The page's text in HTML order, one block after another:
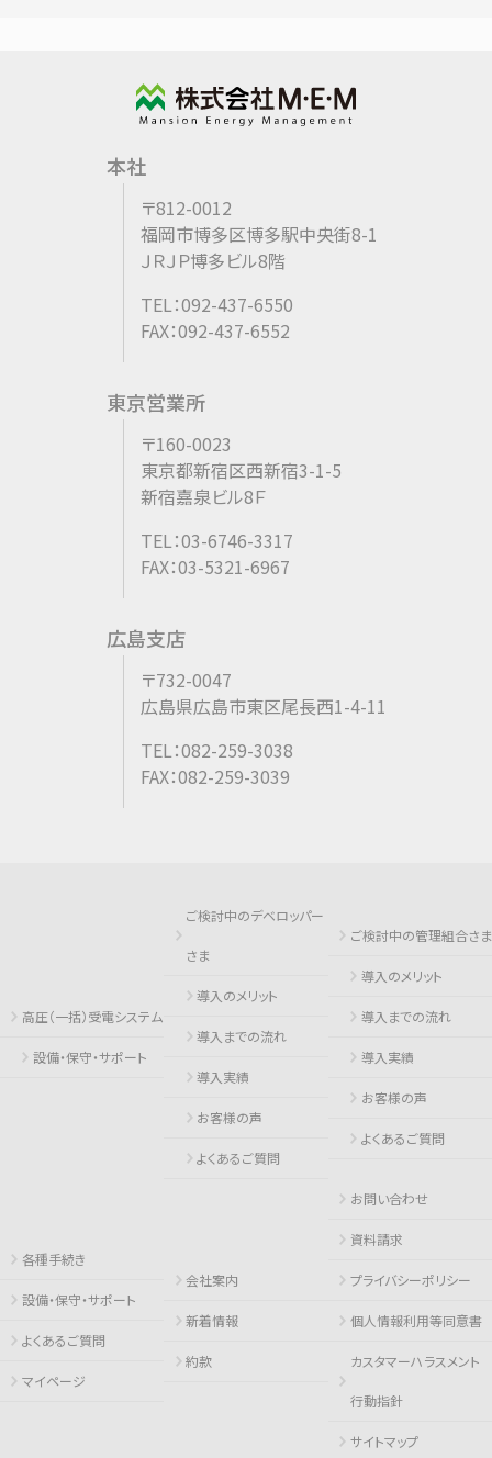
本社
〒812-0012
福岡市博多区博多駅中央街8-1
ＪＲＪＰ博多ビル8階
TEL：092-437-6550
FAX：092-437-6552
東京営業所
〒160-0023
東京都新宿区西新宿3-1-5
新宿嘉泉ビル8Ｆ
TEL：03-6746-3317
FAX：03-5321-6967
広島支店
〒732-0047
広島県広島市東区尾長西1-4-11
TEL：082-259-3038
FAX：082-259-3039
高圧（一括）受電システム
設備・保守・サポート
ご検討中のデベロッパー
さま
導入のメリット
導入までの流れ
導入実績
お客様の声
よくあるご質問
ご検討中の管理組合さま
導入のメリット
導入までの流れ
導入実績
お客様の声
よくあるご質問
各種手続き
設備・保守・サポート
よくあるご質問
マイページ
会社案内
新着情報
約款
お問い合わせ
資料請求
プライバシーポリシー
個人情報利用等同意書
カスタマーハラスメント
行動指針
サイトマップ